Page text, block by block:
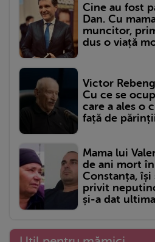
Cine au fost
Dan. Cu
muncitor,
dus o viață
Victor
Cu ce se
care a ales o
față de
Mama lui
de ani mort
Constanța, își
privit
și-a dat